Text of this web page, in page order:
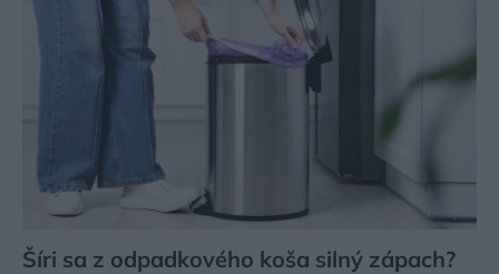
Šíri sa z odpadkového koša silný zápach?